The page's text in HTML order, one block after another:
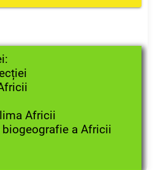
Africii
biogeografie a Africii